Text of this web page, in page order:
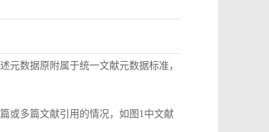
元数据原附属于统一文献元数据标准，
或多篇文献引用的情况，如图1中文献